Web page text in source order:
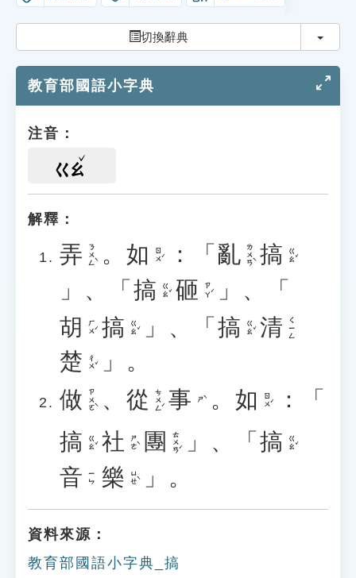
貓頭鷹博士
切換辭典 切換
教育部國語小字典
注音：
ㄍㄠ
解釋：
弄 ㄋㄨㄥˋ 。 如 ㄖㄨˊ ：「 亂 ㄌㄨㄢˋ 搞 ㄍㄠˇ
」、「 搞 ㄍㄠˇ 砸 ㄗㄚˊ
」、「
胡 ㄏㄨˊ 搞 ㄍㄠˇ 」、「 搞 ㄍㄠˇ 清 ㄑㄧㄥ
楚 ㄔㄨˇ
」。
做 ㄗㄨㄛˋ 、 從 ㄘㄨㄥˊ 事 ㄕˋ 。 如 ㄖㄨˊ
：「
搞 ㄍㄠˇ 社 ㄕㄜˋ 團 ㄊㄨㄢˊ 」、「 搞 ㄍㄠˇ
音 ㄧㄣ 樂 ㄩㄝˋ 」。
資料來源：
教育部國語小字典_搞